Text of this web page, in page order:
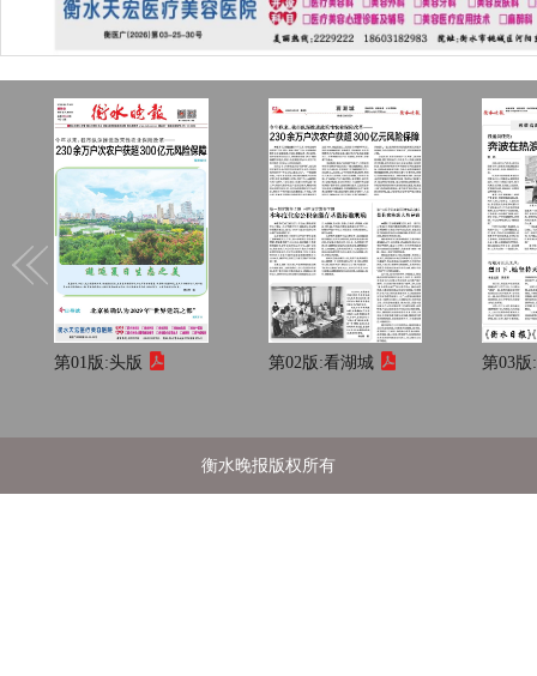
第01版:头版 第02版:看湖城 第03版:
衡水晚报版权所有